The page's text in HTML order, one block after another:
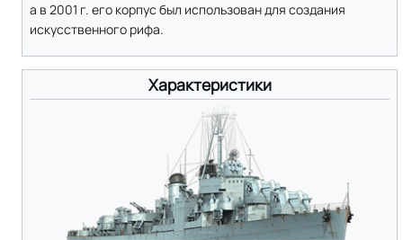
а в 2001 г. его корпус был использован для создания
искусственного рифа.
Характеристики